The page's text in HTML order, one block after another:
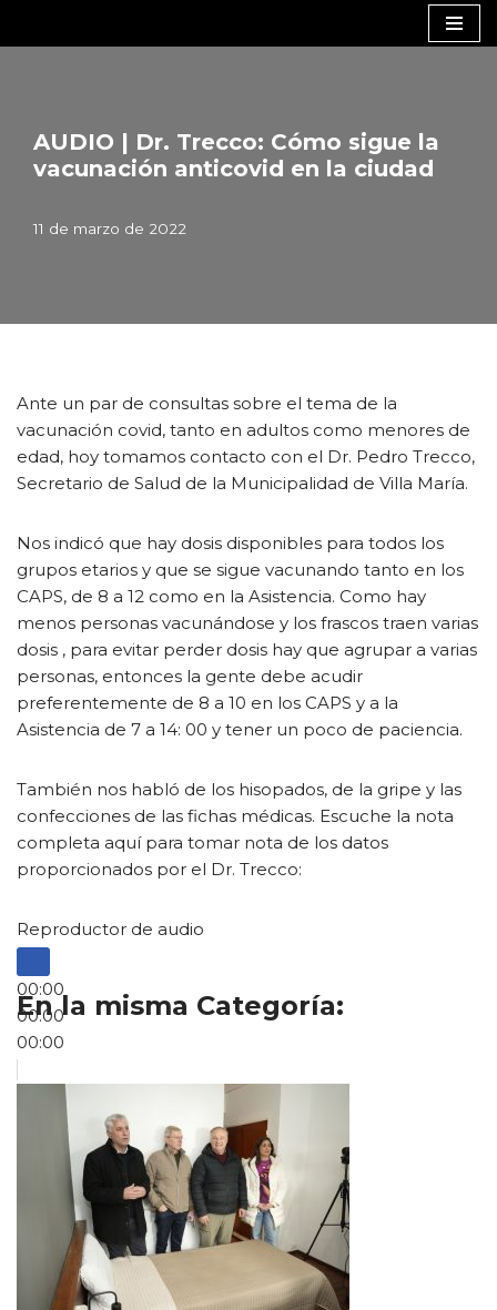
AUDIO | Dr. Trecco: Cómo sigue la
vacunación anticovid en la ciudad
11 de marzo de 2022
Ante un par de consultas sobre el tema de la
vacunación covid, tanto en adultos como menores de
edad, hoy tomamos contacto con el Dr. Pedro Trecco,
Secretario de Salud de la Municipalidad de Villa María.
Nos indicó que hay dosis disponibles para todos los
grupos etarios y que se sigue vacunando tanto en los
CAPS, de 8 a 12 como en la Asistencia. Como hay
menos personas vacunándose y los frascos traen varias
dosis , para evitar perder dosis hay que agrupar a varias
personas, entonces la gente debe acudir
preferentemente de 8 a 10 en los CAPS y a la
Asistencia de 7 a 14: 00 y tener un poco de paciencia.
También nos habló de los hisopados, de la gripe y las
confecciones de las fichas médicas. Escuche la nota
completa aquí para tomar nota de los datos
proporcionados por el Dr. Trecco:
Reproductor de audio
00:00
00:00
00:00
En la misma Categoría: